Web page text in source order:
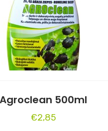
Agroclean 500ml
€2,85